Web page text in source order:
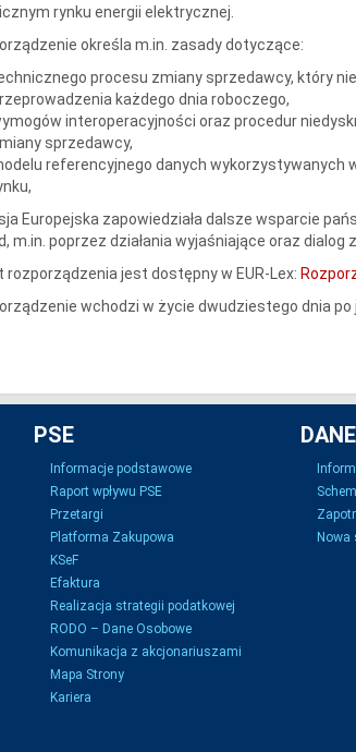
rynku energii elektrycznej.
określa m.in. zasady dotyczące:
procesu zmiany sprzedawcy, który
każdego dnia roboczego,
interoperacyjności oraz procedur
sprzedawcy,
referencyjnego danych wykorzystywanych
Europejska zapowiedziała dalsze wsparcie
m.in. poprzez działania wyjaśniające oraz
rozporządzenia jest dostępny w EUR‑Lex:
wchodzi w życie dwudziestego dnia po
PSE
Informacje podstawowe
Raport wpływu PSE
Przetargi
Platforma Zakupowa
KSeF
Efaktura
Realizacja strategii podatkowej
RODO – Dane Osobowe
Komunikacja z akcjonariuszami
Mapa Strony
Kariera
Nowa